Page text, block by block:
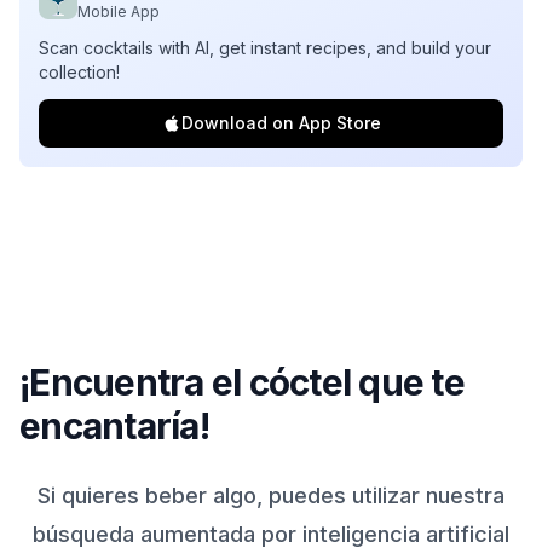
Mobile App
Scan cocktails with AI, get instant recipes, and build your
collection!
Download on App Store
¡Encuentra el cóctel que te
encantaría!
Si quieres beber algo, puedes utilizar nuestra
búsqueda aumentada por inteligencia artificial